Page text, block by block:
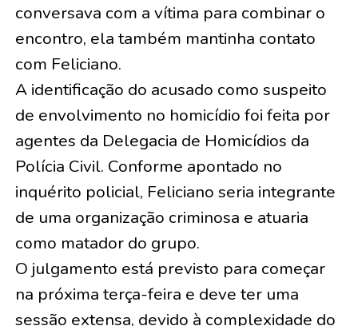
conversava com a vítima para combinar o
encontro, ela também mantinha contato
com Feliciano.
A identificação do acusado como suspeito
de envolvimento no homicídio foi feita por
agentes da Delegacia de Homicídios da
Polícia Civil. Conforme apontado no
inquérito policial, Feliciano seria integrante
de uma organização criminosa e atuaria
como matador do grupo.
O julgamento está previsto para começar
na próxima terça-feira e deve ter uma
sessão extensa, devido à complexidade do